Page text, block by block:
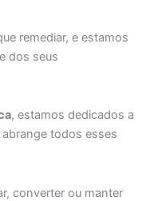
remediar, e estamos
dos seus
, estamos dedicados a
todos esses
converter ou manter